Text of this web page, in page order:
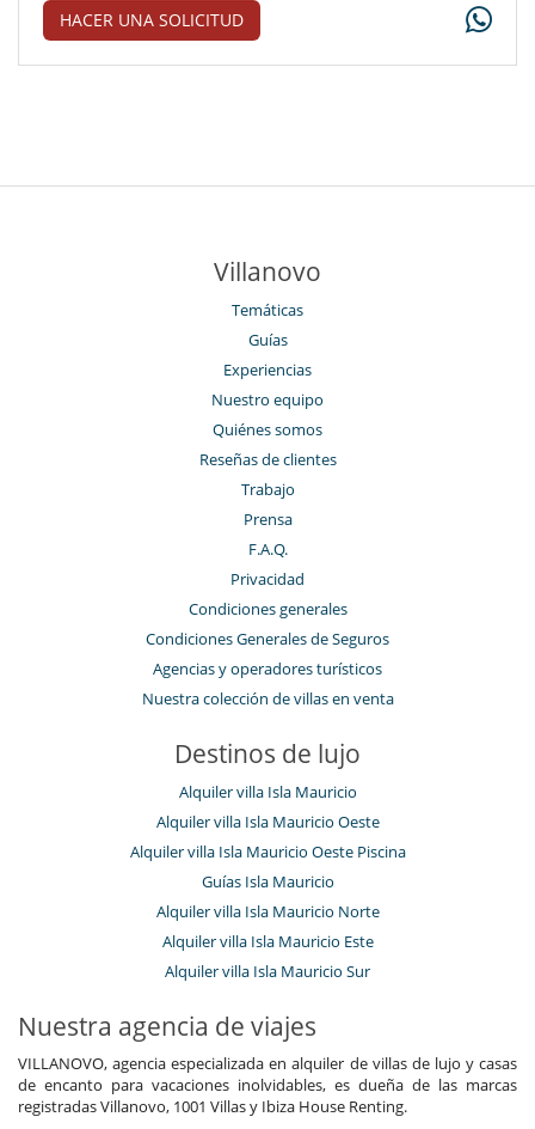
HACER UNA SOLICITUD
Villanovo
Temáticas
Guías
Experiencias
Nuestro equipo
Quiénes somos
Reseñas de clientes
Trabajo
Prensa
F.A.Q.
Privacidad
Condiciones generales
Condiciones Generales de Seguros
Agencias y operadores turísticos
Nuestra colección de villas en venta
Destinos de lujo
Alquiler villa Isla Mauricio
Alquiler villa Isla Mauricio Oeste
Alquiler villa Isla Mauricio Oeste Piscina
Guías Isla Mauricio
Alquiler villa Isla Mauricio Norte
Alquiler villa Isla Mauricio Este
Alquiler villa Isla Mauricio Sur
Nuestra agencia de viajes
VILLANOVO, agencia especializada en alquiler de villas de lujo y casas
de encanto para vacaciones inolvidables, es dueña de las marcas
registradas Villanovo, 1001 Villas y Ibiza House Renting.